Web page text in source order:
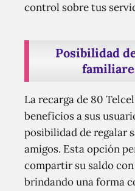
control sobre tus
Posibilidad
La recarga de 80
beneficios a sus
posibilidad de regalar
amigos. Esta opción
compartir su saldo
brindando una forma